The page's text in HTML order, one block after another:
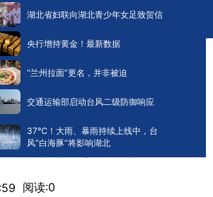
湖北省妇联向湖北青少年女足致贺信
央行增持黄金！最新数据
“兰州拉面”更名，并非被迫
交通运输部启动台风二级防御响应
​37℃！大雨、暴雨持续上线中，台
风“白海豚”将影响湖北
水果腐烂、抹布不
的茶”被曝光！
阅读:0